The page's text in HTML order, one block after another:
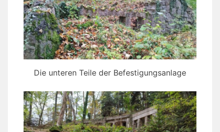
Die unteren Teile der Befestigungsanlage